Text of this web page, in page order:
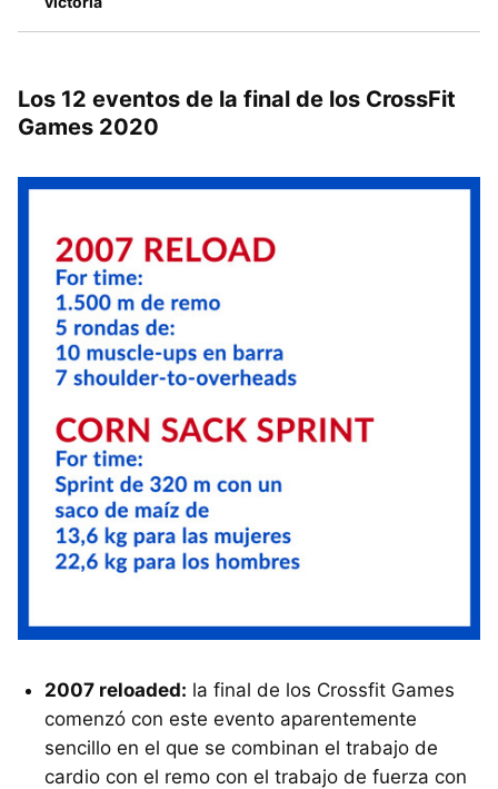
Los 12 eventos de la final de los CrossFit
Games 2020
2007 reloaded: la final de los Crossfit Games
comenzó con este evento aparentemente
sencillo en el que se combinan el trabajo de
cardio con el remo con el trabajo de fuerza con